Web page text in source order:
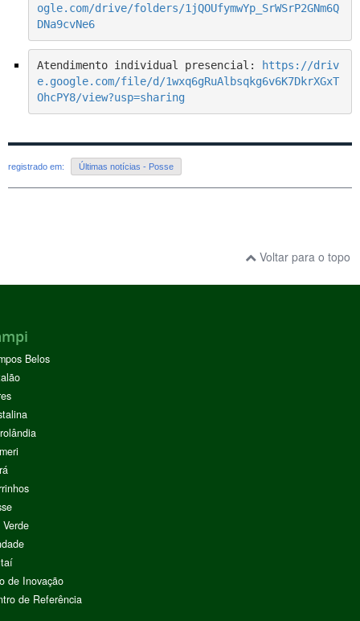
ogle.com/drive/folders/1jQOUfymwYp_SrWSrP2GNm6Q
DNa9cvNe6
Atendimento individual presencial:
https://driv
e.google.com/file/d/1wxq6gRuAlbsqkg6v6K7DkrXGxT
OhcPY8/view?usp=sharing
registrado em: Últimas notícias - Posse
Voltar para o topo
Belos
de Inovação
de Referência